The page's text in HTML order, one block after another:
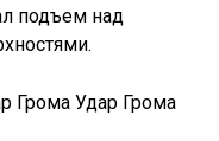
подъем над
Грома Удар Грома